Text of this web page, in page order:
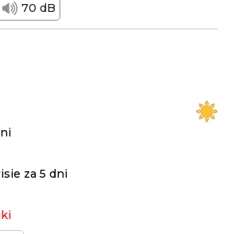
70 dB
za 5 dni